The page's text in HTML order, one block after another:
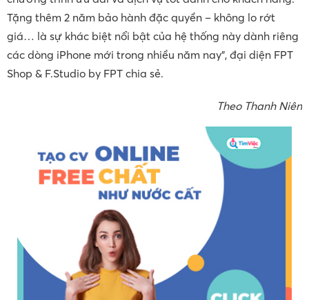
Tặng thêm 2 năm bảo hành đặc quyền – không lo rớt
giá… là sự khác biệt nổi bật của hệ thống này dành riêng
các dòng iPhone mới trong nhiều năm nay”, đại diện FPT
Shop & F.Studio by FPT chia sẻ.
Theo Thanh Niên